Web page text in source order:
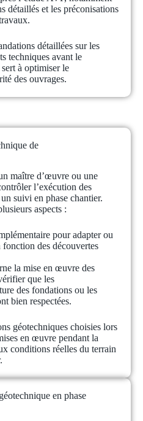
détaillés et les préconisations
détaillées sur les
techniques avant le
à optimiser le
des ouvrages.
de
maître d’œuvre ou une
l’exécution des
suivi en phase chantier.
aspects :
pour adapter ou
des découvertes
la mise en œuvre des
que les
des fondations ou les
bien respectées.
géotechniques choisies lors
en œuvre pendant la
conditions réelles du terrain
en phase